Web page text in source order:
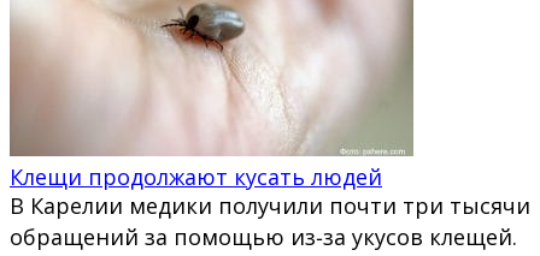
Клещи продолжают кусать людей
В Карелии медики получили почти три тысячи
обращений за помощью из‑за укусов клещей.